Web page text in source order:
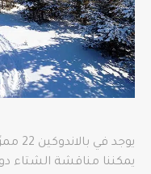
يمكننا مناقشة الشتاء